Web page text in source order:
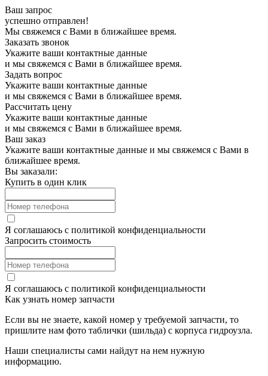
Ваш запрос
успешно отправлен!
Мы свяжемся с Вами в ближайшее время.
Заказать звонок
Укажите ваши контактные данные
и мы свяжемся с Вами в ближайшее время.
Задать вопрос
Укажите ваши контактные данные
и мы свяжемся с Вами в ближайшее время.
Рассчитать цену
Укажите ваши контактные данные
и мы свяжемся с Вами в ближайшее время.
Ваш заказ
Укажите ваши контактные данные и мы свяжемся с Вами в
ближайшее время.
Вы заказали:
Купить в один клик
Я соглашаюсь с политикой конфиденциальности
Запросить стоимость
Я соглашаюсь с политикой конфиденциальности
Как узнать номер запчасти
Если вы не знаете, какой номер у требуемой запчасти, то
пришлите нам фото таблички (шильда) с корпуса гидроузла.
Наши специалисты сами найдут на нем нужную
информацию.